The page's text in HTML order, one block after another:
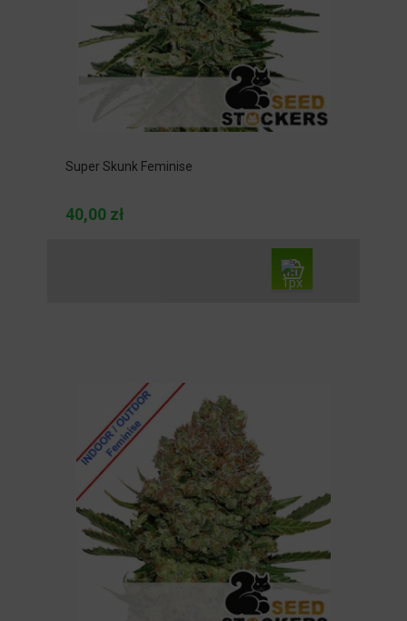
Super Skunk Feminise
40,00 zł